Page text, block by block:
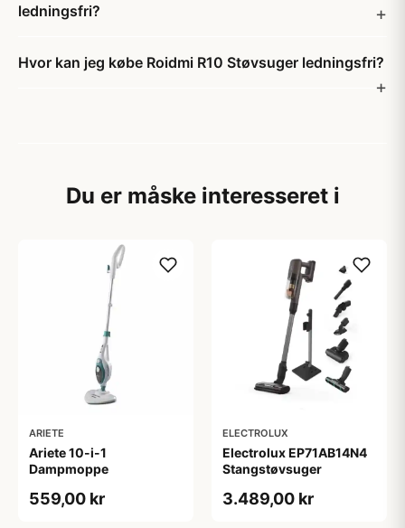
ledningsfri?
Hvor kan jeg købe Roidmi R10 Støvsuger ledningsfri?
Du er måske interesseret i
ARIETE
Ariete 10-i-1
Dampmoppe
559,00 kr
ELECTROLUX
Electrolux EP71AB14N4
Stangstøvsuger
3.489,00 kr